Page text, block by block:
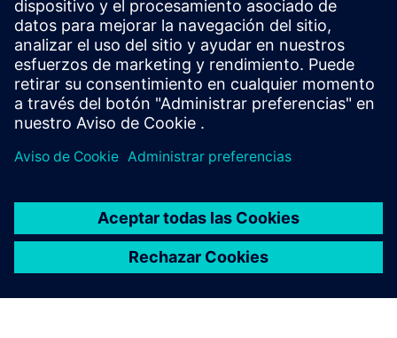
Cybersecurity para la industria
Información de Security
Para proteger las plantas, sistemas, máquinas y redes
y mantener continuamente un concepto de seguridad
soluciones de Siemens solo forman un elemento de ese
concepto. Para obtener más información sobre seguridad
industrial, visite.
Más información